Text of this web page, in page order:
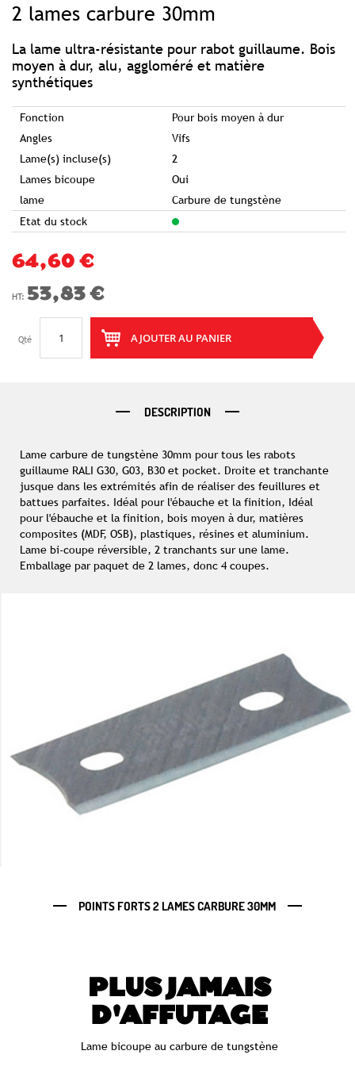
2 lames carbure 30mm
La lame ultra-résistante pour rabot guillaume. Bois
moyen à dur, alu, aggloméré et matière
synthétiques
Fonction
Pour bois moyen à dur
Angles
Vifs
Lame(s) incluse(s)
2
Lames bicoupe
Oui
lame
Carbure de tungstène
Etat du stock
64,60 €
53,83 €
Qté AJOUTER AU PANIER
beginning
images
gallery
DESCRIPTION
Lame carbure de tungstène 30mm pour tous les rabots
guillaume RALI G30, G03, B30 et pocket. Droite et tranchante
jusque dans les extrémités afin de réaliser des feuillures et
battues parfaites. Idéal pour l'ébauche et la finition, Idéal
pour l'ébauche et la finition, bois moyen à dur, matières
composites (MDF, OSB), plastiques, résines et aluminium.
Lame bi-coupe réversible, 2 tranchants sur une lame.
Emballage par paquet de 2 lames, donc 4 coupes.
POINTS FORTS 2 LAMES CARBURE 30MM
PLUS JAMAIS
D'AFFUTAGE
Lame bicoupe au carbure de tungstène